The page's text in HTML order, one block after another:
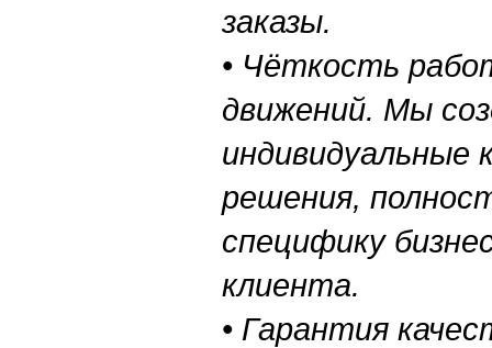
заказы.
• Чёткость
движений. Мы
индивидуальные
решения,
специфику
клиента.
• Гарантия